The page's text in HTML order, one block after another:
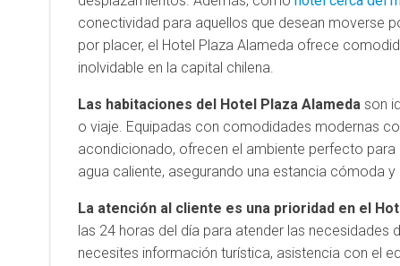
conectividad para aquellos que desean moverse
por placer, el Hotel Plaza Alameda ofrece
inolvidable en la capital chilena.
Las habitaciones del Hotel Plaza Alameda son
o viaje. Equipadas con comodidades modernas
acondicionado, ofrecen el ambiente perfecto
agua caliente, asegurando una estancia cómoda
La atención al cliente es una prioridad en el
las 24 horas del día para atender las necesidades
necesites información turística, asistencia con el